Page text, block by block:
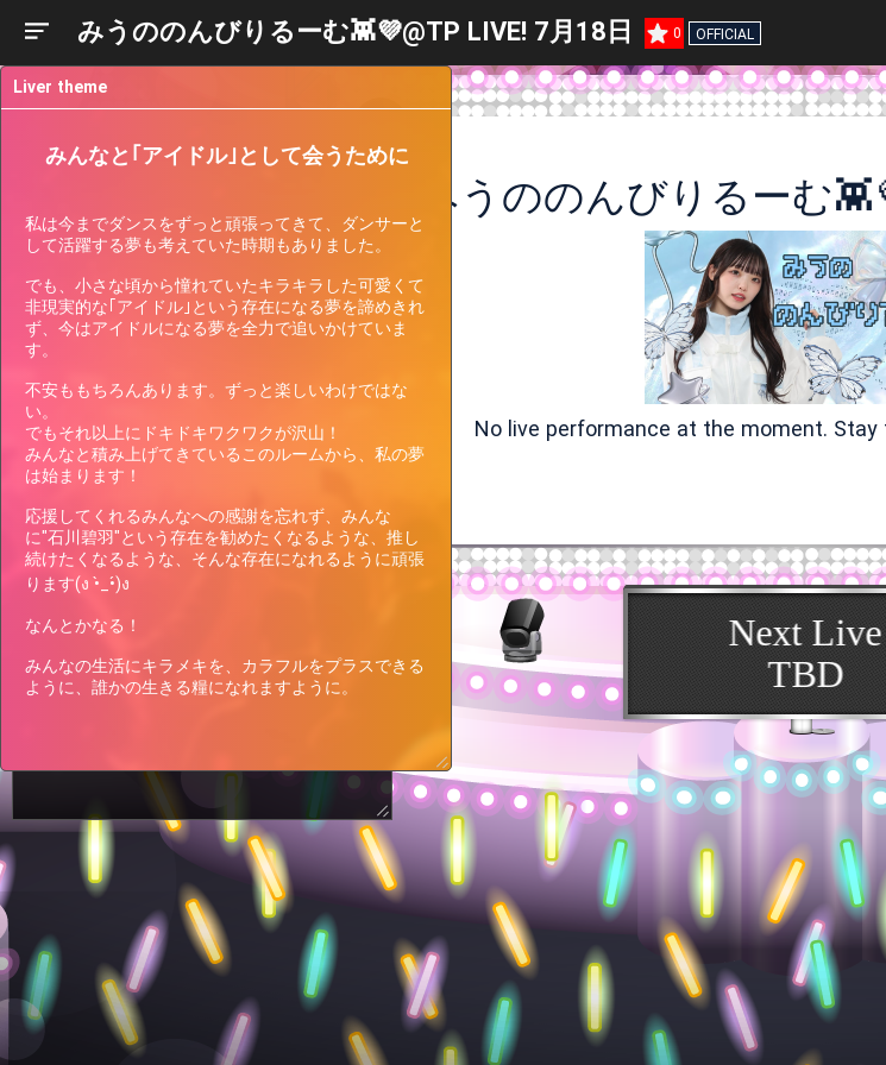
みうののんびりるーむ👾💜@TP LIVE! 7月18日 0 OFFICIAL
No live performance at the moment.
Current
Events
Events
Support
Gauge
There are no events the streamer
is currently participating in.
While participating, the event status
will be displayed on this page.
Liver theme
みんなと｢アイドル｣として会うために
私は今までダンスをずっと頑張ってきて、ダンサーと
して活躍する夢も考えていた時期もありました。
でも、小さな頃から憧れていたキラキラした可愛くて
非現実的な｢アイドル｣という存在になる夢を諦めきれ
ず、今はアイドルになる夢を全力で追いかけていま
す。
不安ももちろんあります。ずっと楽しいわけではな
い。
でもそれ以上にドキドキワクワクが沢山！
みんなと積み上げてきているこのルームから、私の夢
は始まります！
応援してくれるみんなへの感謝を忘れず、みんな
に"石川碧羽"という存在を勧めたくなるような、推し
続けたくなるような、そんな存在になれるように頑張
ります(ง •̀_•́)ง
なんとかなる！
みんなの生活にキラメキを、カラフルをプラスできる
ように、誰かの生きる糧になれますように。